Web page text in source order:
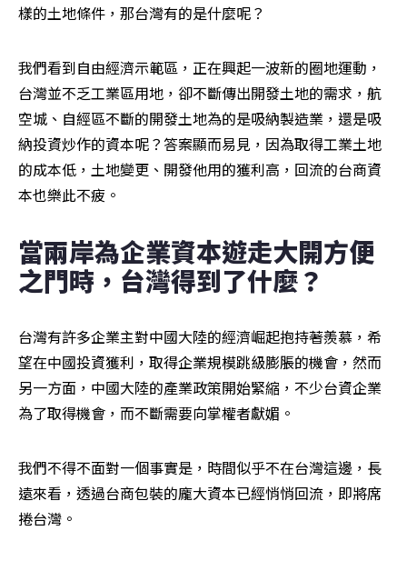
樣的土地條件，那台灣有的是什麼呢？
我們看到自由經濟示範區，正在興起一波新的圈地運動，
台灣並不乏工業區用地，卻不斷傳出開發土地的需求，航
空城、自經區不斷的開發土地為的是吸納製造業，還是吸
納投資炒作的資本呢？答案顯而易見，因為取得工業土地
的成本低，土地變更、開發他用的獲利高，回流的台商資
本也樂此不疲。
當兩岸為企業資本遊走大開方便
之門時，台灣得到了什麼？
台灣有許多企業主對中國大陸的經濟崛起抱持著羨慕，希
望在中國投資獲利，取得企業規模跳級膨脹的機會，然而
另一方面，中國大陸的產業政策開始緊縮，不少台資企業
為了取得機會，而不斷需要向掌權者獻媚。
我們不得不面對一個事實是，時間似乎不在台灣這邊，長
遠來看，透過台商包裝的龐大資本已經悄悄回流，即將席
捲台灣。